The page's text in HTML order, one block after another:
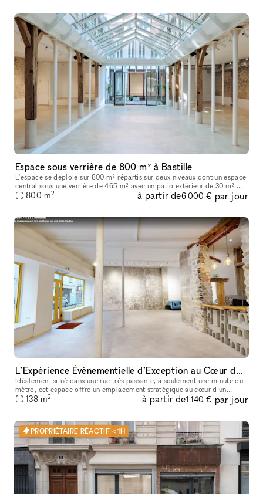
Espace sous verrière de 800 m² à Bastille
L'espace se déploie sur 800 m² répartis sur deux niveaux dont un espace
central sous une verrière de 465 m² avec un patio extérieur de 30 m².
Vous trouverez en pièce jointe une présentation détaillée
800 m2 à partir de6 000 € par jour
L’Expérience Événementielle d’Exception au Cœur de Bastille
Idéalement situé dans une rue très passante, à seulement une minute du
métro, cet espace offre un emplacement stratégique au cœur d’un
quartier dynamique et recherché. La boutique de 90 m² bénéficie
138 m2 à partir de1 140 € par jour
PROPRIÉTAIRE RÉACTIF < 1H